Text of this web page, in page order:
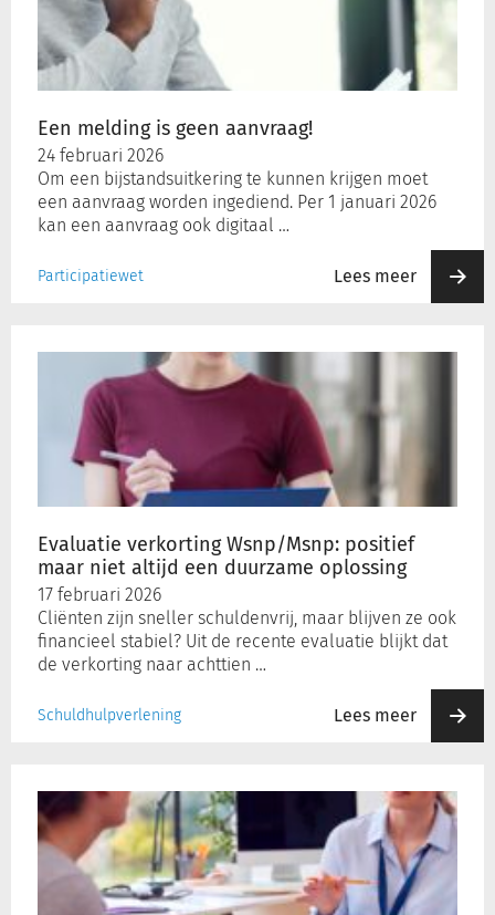
Een melding is geen aanvraag!
24 februari 2026
Om een bijstandsuitkering te kunnen krijgen moet
een aanvraag worden ingediend. Per 1 januari 2026
kan een aanvraag ook digitaal …
Participatiewet Lees meer
aanvraag!
Evaluatie verkorting Wsnp/Msnp: positief
maar niet altijd een duurzame oplossing
17 februari 2026
Cliënten zijn sneller schuldenvrij, maar blijven ze ook
financieel stabiel? Uit de recente evaluatie blijkt dat
de verkorting naar achttien …
Schuldhulpverlening Lees meer
Wsnp/Msnp:
een
duurzame
oplossing
van